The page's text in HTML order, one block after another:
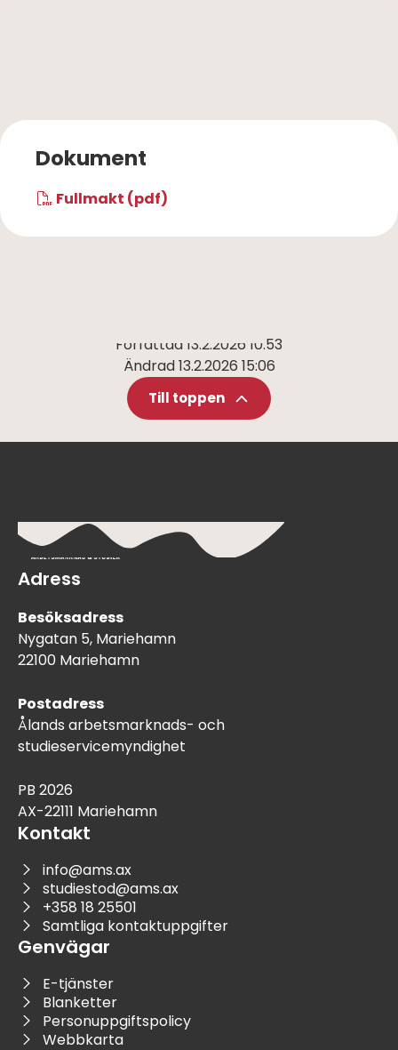
Dokument
Fullmakt (pdf)
Författad 13.2.2026 10:53
Ändrad13.2.2026 15:06
Till toppen
Adress
Besöksadress
Nygatan 5, Mariehamn
22100 Mariehamn
Postadress
Ålands arbetsmarknads- och
studieservicemyndighet
PB 2026
AX-22111 Mariehamn
Kontakt
info@ams.ax
studiestod@ams.ax
+358 18 25501
Samtliga kontaktuppgifter
Genvägar
E-tjänster
Blanketter
Personuppgiftspolicy
Webbkarta